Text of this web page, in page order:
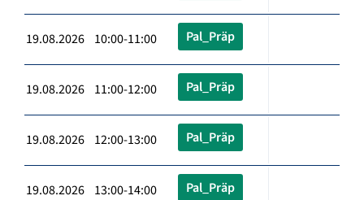
19.08.2026 10:00-11:00 Pal_Präp
19.08.2026 11:00-12:00 Pal_Präp
19.08.2026 12:00-13:00 Pal_Präp
19.08.2026 13:00-14:00 Pal_Präp